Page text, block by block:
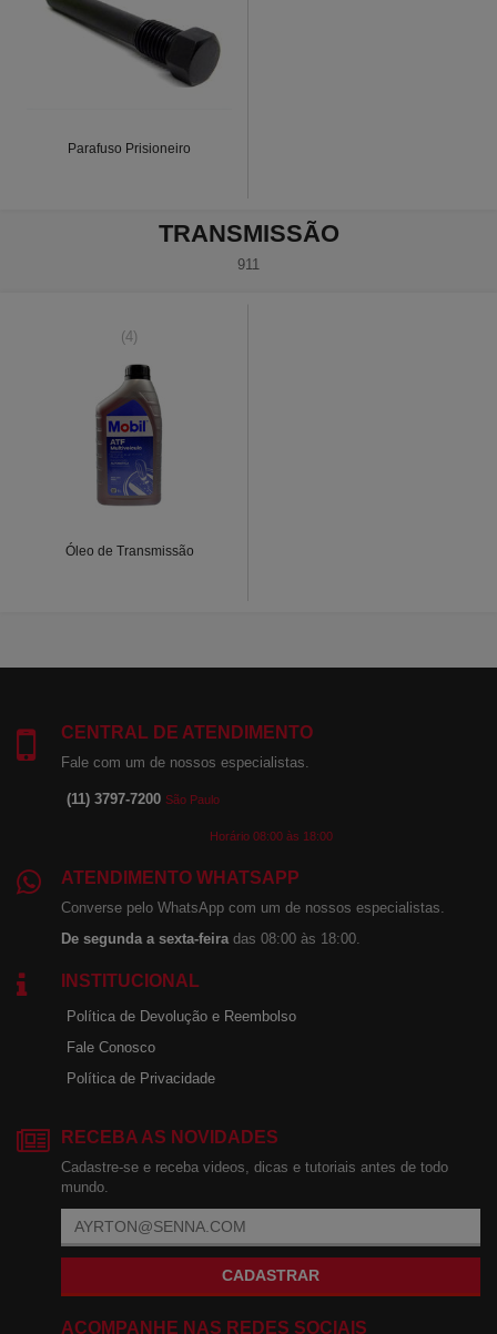
Parafuso Prisioneiro
TRANSMISSÃO
911
(4)
Óleo de Transmissão
CENTRAL DE ATENDIMENTO
Fale com um de nossos especialistas.
(11) 3797-7200 São Paulo
Horário 08:00 às 18:00
ATENDIMENTO WHATSAPP
Converse pelo WhatsApp com um de nossos especialistas.
De segunda a sexta-feiradas 08:00 às 18:00.
INSTITUCIONAL
Política de Devolução e Reembolso
Fale Conosco
Política de Privacidade
RECEBA AS NOVIDADES
Cadastre-se e receba videos, dicas e tutoriais antes de todo
mundo.
CADASTRAR
ACOMPANHE NAS REDES SOCIAIS